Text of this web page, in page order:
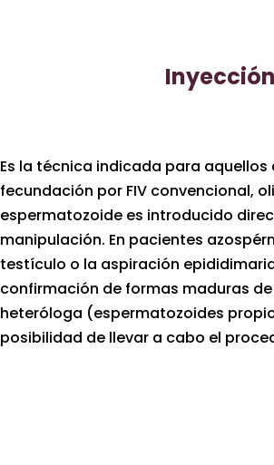
Es la técnica indicada para
fecundación por FIV convencional,
espermatozoide es introducido
manipulación. En pacientes
testículo o la aspiración
confirmación de formas maduras
heteróloga (espermatozoides
posibilidad de llevar a cabo el